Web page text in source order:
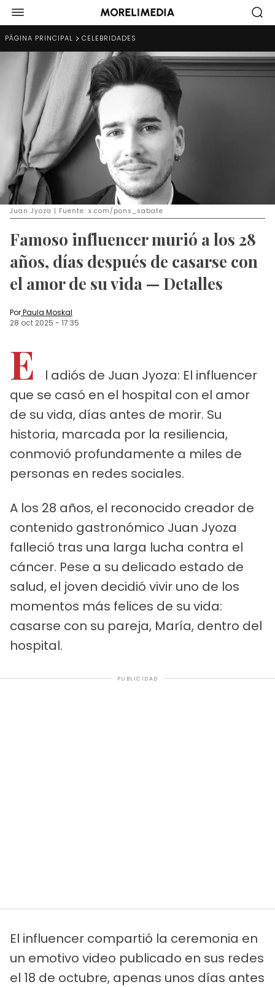
PÁGINA PRINCIPAL CELEBRIDADES
Juan Jyoza | Fuente: x.com/pons_sabate
Famoso influencer murió a los 28
años, días después de casarse con
el amor de su vida — Detalles
PorPaula Moskal
28 oct 2025 - 17:35
E
l adiós de Juan Jyoza: El influencer
que se casó en el hospital con el amor
de su vida, días antes de morir. Su
historia, marcada por la resiliencia,
conmovió profundamente a miles de
personas en redes sociales.
A los 28 años, el reconocido creador de
contenido gastronómico Juan Jyoza
falleció tras una larga lucha contra el
cáncer. Pese a su delicado estado de
salud, el joven decidió vivir uno de los
momentos más felices de su vida:
casarse con su pareja, María, dentro del
hospital.
PUBLICIDAD
El influencer compartió la ceremonia en
un emotivo video publicado en sus redes
el 18 de octubre, apenas unos días antes